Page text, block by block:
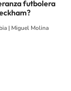
futbolera
| Miguel Molina